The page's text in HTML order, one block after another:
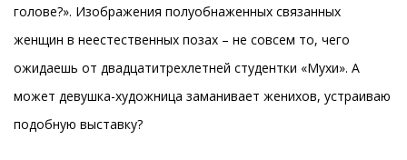
голове?». Изображения полуобнаженных связанных
женщин в неестественных позах – не совсем то, чего
ожидаешь от двадцатитрехлетней студентки «Мухи». А
может девушка-художница заманивает женихов, устраиваю
подобную выставку?